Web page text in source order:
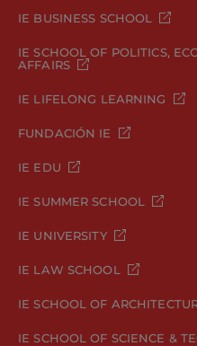
IE BUSINESS SCHOOL
IE SCHOOL OF POLITICS,
AFFAIRS
IE LIFELONG LEARNING
FUNDACIÓN IE
IE EDU
IE SUMMER SCHOOL
IE UNIVERSITY
IE LAW SCHOOL
IE SCHOOL OF
IE SCHOOL OF SCIENCE &